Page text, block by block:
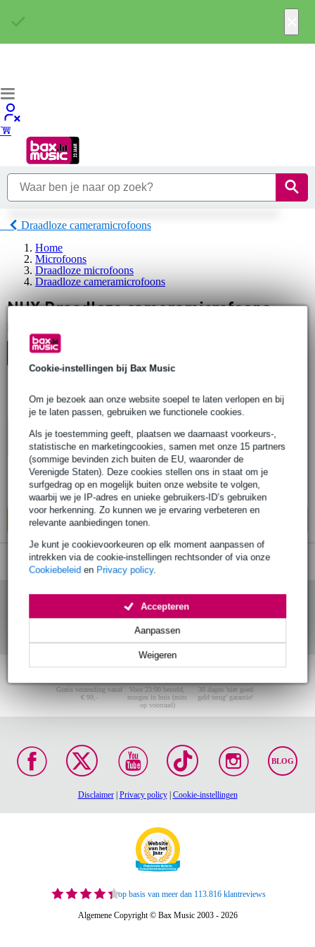
Cookie-instellingen bij Bax Music
Om je bezoek aan onze website soepel te laten verlopen en bij
je te laten passen, gebruiken we functionele cookies.
Als je toestemming geeft, plaatsen we daarnaast voorkeurs-,
statistische en marketingcookies, samen met onze 15 partners
(sommige bevinden zich buiten de EU, waaronder de
Verenigde Staten). Deze cookies stellen ons in staat om je
surfgedrag op en mogelijk buiten onze website te volgen,
waarbij we je IP-adres en unieke gebruikers-ID’s gebruiken
voor herkenning. Zo kunnen we je ervaring verbeteren en
relevante aanbiedingen tonen.
Je kunt je cookievoorkeuren op elk moment aanpassen of
intrekken via de cookie-instellingen rechtsonder of via onze
Cookiebeleid en Privacy policy.
Weigeren
Aanpassen
Accepteren
Draadloze cameramicrofoons
Home
Microfoons
Draadloze microfoons
Draadloze cameramicrofoons
NUX Draadloze cameramicrofoons
Er is
Top-10
NUX B-10 Vlog draadloze
dasspeldmicrofoon
Adviesprijs € 139,- € 116,-
Op voorraad bij de leverancier
In mijn winkelwagen
Gratis verzending vanaf
€ 99,-
Voor 23:00 besteld,
morgen in huis (mits
op voorraad)
30 dagen 'niet goed
geld terug' garantie!
BLOG
Disclaimer| Privacy policy| Cookie-instellingen
op basis van meer dan 113.816 klantreviews
Algemene Copyright © Bax Music 2003 - 2026